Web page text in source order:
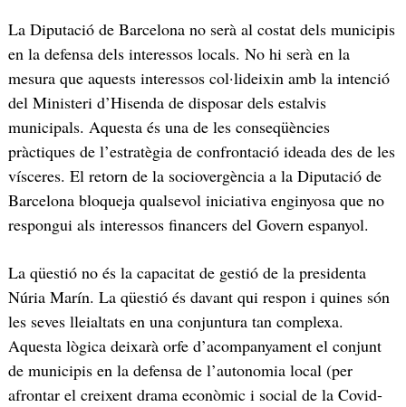
La Diputació de Barcelona no serà al costat dels municipis
en la defensa dels interessos locals. No hi serà en la
mesura que aquests interessos col·lideixin amb la intenció
del Ministeri d’Hisenda de disposar dels estalvis
municipals. Aquesta és una de les conseqüències
pràctiques de l’estratègia de confrontació ideada des de les
vísceres. El retorn de la sociovergència a la Diputació de
Barcelona bloqueja qualsevol iniciativa enginyosa que no
respongui als interessos financers del Govern espanyol.
La qüestió no és la capacitat de gestió de la presidenta
Núria Marín. La qüestió és davant qui respon i quines són
les seves lleialtats en una conjuntura tan complexa.
Aquesta lògica deixarà orfe d’acompanyament el conjunt
de municipis en la defensa de l’autonomia local (per
afrontar el creixent drama econòmic i social de la Covid-